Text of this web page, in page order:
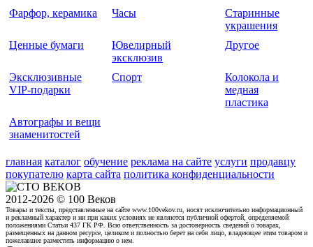
Фарфор, керамика
Часы
Старинные
украшения
Ценные бумаги
Ювелирный
эксклюзив
Другое
Эксклюзивные
VIP-подарки
Спорт
Колокола и
медная
пластика
Автографы и вещи
знаменитостей
главная каталог обучение реклама на сайте услуги продавцу
покупателю карта сайта политика конфиденциальности
2012-2026 © 100 Веков
Товары и тексты, представленные на сайте www.100vekov.ru, носят исключительно информационный
и рекламный характер и ни при каких условиях не являются публичной офертой, определяемой
положениями Статьи 437 ГК РФ. Всю ответственность за достоверность сведений о товарах,
размещенных на данном ресурсе, целиком и полностью берет на себя лицо, владеющее этим товаром и
пожелавшее разместить информацию о нем.